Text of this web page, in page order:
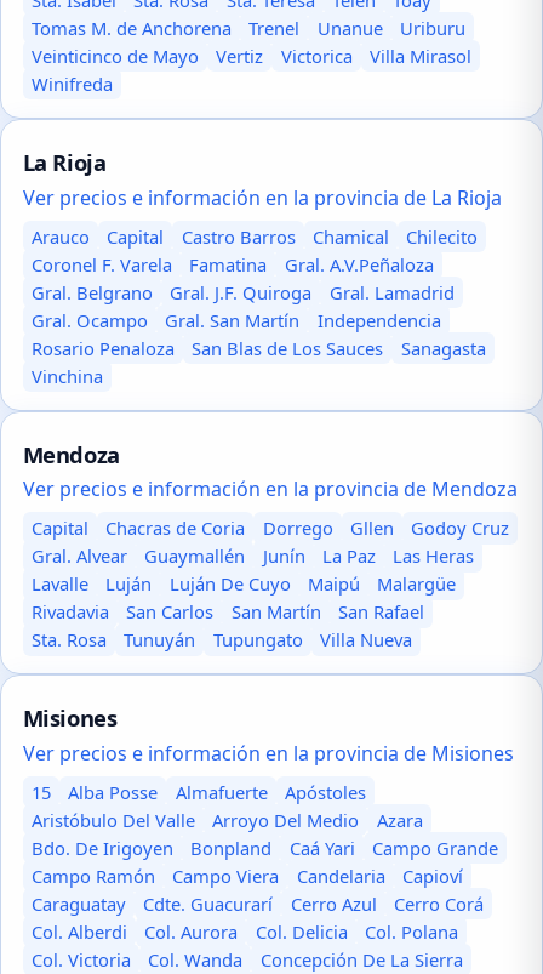
Tomas M. de Anchorena
Trenel Unanue
Uriburu
Veinticinco de Mayo
Vertiz Victorica
Villa Mirasol
Winifreda
La Rioja
Ver precios e información en la provincia de La Rioja
Arauco Capital Castro Barros Chamical
Chilecito
Coronel F. Varela
Famatina
Gral. A.V.Peñaloza
Gral. Belgrano
Gral. J.F. Quiroga
Gral. Lamadrid
Gral. Ocampo
Gral. San Martín
Independencia
Rosario Penaloza
San Blas de Los Sauces
Sanagasta
Vinchina
Mendoza
Ver precios e información en la provincia de Mendoza
Capital Chacras de Coria Dorrego Gllen
Godoy Cruz
Gral. Alvear
Guaymallén Junín La Paz
Las Heras
Lavalle
Luján Luján De Cuyo Maipú
Malargüe
Rivadavia
San Carlos San Martín
San Rafael
Sta. Rosa
Tunuyán Tupungato Villa Nueva
Misiones
Ver precios e información en la provincia de Misiones
15 Alba Posse Almafuerte
Apóstoles
Aristóbulo Del Valle
Arroyo Del Medio
Azara
Bdo. De Irigoyen
Bonpland Caá Yari
Campo Grande
Campo Ramón
Campo Viera Candelaria
Capioví
Caraguatay
Cdte. Guacurarí Cerro Azul
Cerro Corá
Col. Alberdi
Col. Aurora Col. Delicia
Col. Polana
Col. Victoria
Col. Wanda
Concepción De La Sierra